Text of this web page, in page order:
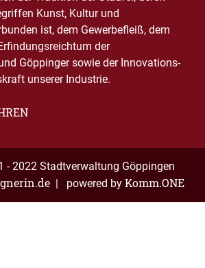
Kunst, Kultur und
ist, dem Gewerbefleiß, dem
der
Göppinger sowie der Innovations-
unserer Industrie.
- 2022 Stadtverwaltung Göppingen
| powered by Komm.ONE